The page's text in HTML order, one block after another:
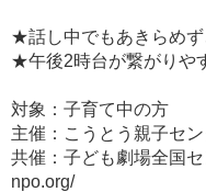
★話し中でもあきらめ
★午後2時台が繋がりや
対象：子育て中の方
主催：こうとう親子セ
共催：子ども劇場全国
npo.org/